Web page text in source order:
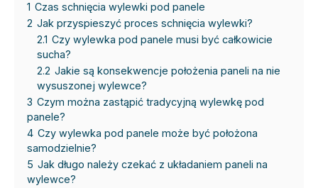
1 Czas schnięcia wylewki pod panele
2 Jak przyspieszyć proces schnięcia wylewki?
2.1 Czy wylewka pod panele musi być całkowicie
sucha?
2.2 Jakie są konsekwencje położenia paneli na nie
wysuszonej wylewce?
3 Czym można zastąpić tradycyjną wylewkę pod
panele?
4 Czy wylewka pod panele może być położona
samodzielnie?
5 Jak długo należy czekać z układaniem paneli na
wylewce?